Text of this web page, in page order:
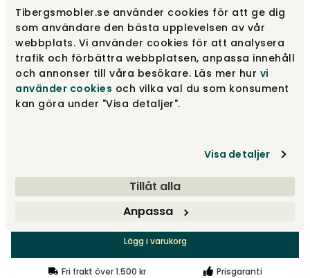
Tibergsmobler.se använder cookies för att ge dig
som användare den bästa upplevelsen av vår
webbplats. Vi använder cookies för att analysera
trafik och förbättra webbplatsen, anpassa innehåll
och annonser till våra besökare. Läs mer hur vi
använder cookies och vilka val du som konsument
kan göra under "Visa detaljer".
Visa detaljer
Tillåt alla
Anpassa
Small 6 695 kr
Medium
Lägg i varukorg
Fri frakt över 1.500 kr Prisgaranti